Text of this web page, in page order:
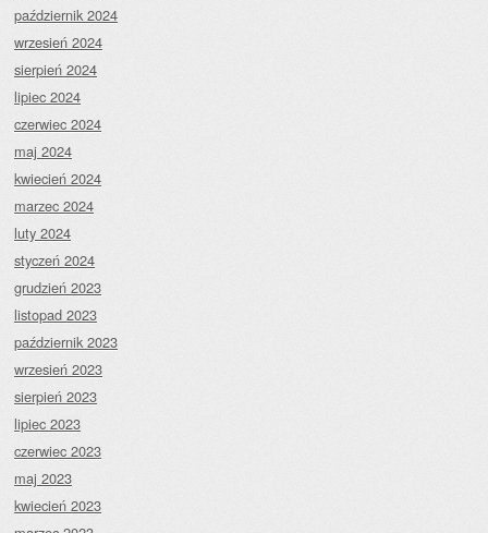
październik 2024
wrzesień 2024
sierpień 2024
lipiec 2024
czerwiec 2024
maj 2024
kwiecień 2024
marzec 2024
luty 2024
styczeń 2024
grudzień 2023
listopad 2023
październik 2023
wrzesień 2023
sierpień 2023
lipiec 2023
czerwiec 2023
maj 2023
kwiecień 2023